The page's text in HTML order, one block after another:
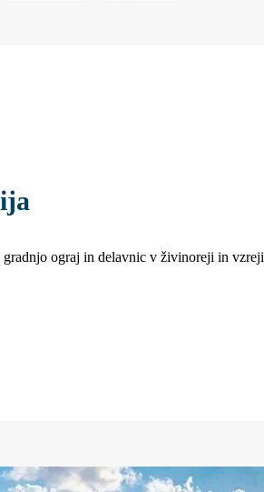
gradnjo ograj in delavnic v živinoreji in vzreji